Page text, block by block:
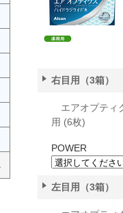
右目用（3箱）
エアオプティ
用 (6枚)
POWER
左目用（3箱）